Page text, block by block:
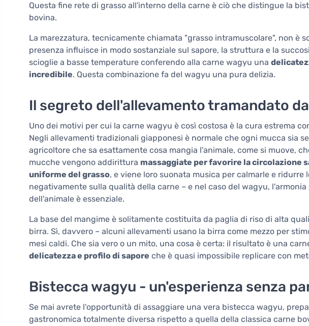
Questa fine rete di grasso all'interno della carne è ciò che distingue la
bovina.
La marezzatura, tecnicamente chiamata "grasso intramuscolare", non è
presenza influisce in modo sostanziale sul sapore, la struttura e la
scioglie a basse temperature conferendo alla carne wagyu una
incredibile. Questa combinazione fa del wagyu una pura delizia.
Il segreto dell'allevamento tramandato
Uno dei motivi per cui la carne wagyu è così costosa è la cura estrema
Negli allevamenti tradizionali giapponesi è normale che ogni mucca sia
agricoltore che sa esattamente cosa mangia l'animale, come si muove,
mucche vengono addirittura massaggiate per favorire la circolazione
uniforme del grasso, e viene loro suonata musica per calmarle e
negativamente sulla qualità della carne – e nel caso del wagyu,
dell'animale è essenziale.
La base del mangime è solitamente costituita da paglia di riso di alta
birra. Sì, davvero – alcuni allevamenti usano la birra come mezzo per
mesi caldi. Che sia vero o un mito, una cosa è certa: il risultato è una
delicatezza e profilo di sapore che è quasi impossibile replicare con
Bistecca wagyu - un'esperienza senza
Se mai avrete l'opportunità di assaggiare una vera bistecca wagyu,
gastronomica totalmente diversa rispetto a quella della classica carne